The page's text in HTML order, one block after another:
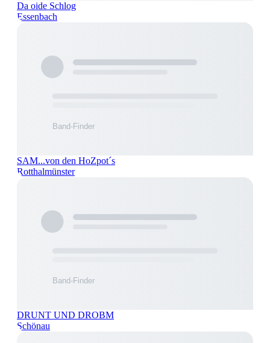
Da oide Schlog
Essenbach
SAM...von den HoZpot´s
Rotthalmünster
DRUNT UND DROBM
Schönau